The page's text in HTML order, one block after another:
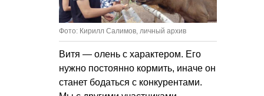
Фото: Кирилл Салимов, личный архив
Витя — олень с характером. Его
нужно постоянно кормить, иначе он
станет бодаться с конкурентами.